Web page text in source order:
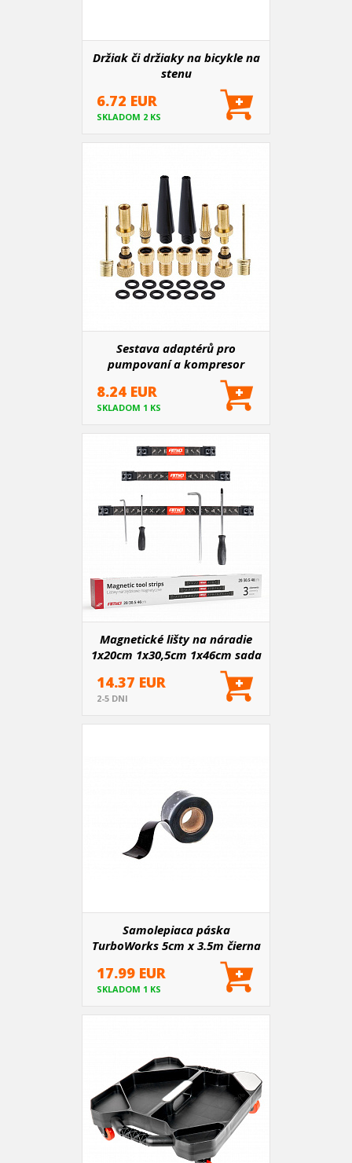
Držiak či držiaky na bicykle na
stenu
6.72 EUR
SKLADOM 2 KS
Sestava adaptérů pro
pumpovaní a kompresor
8.24 EUR
SKLADOM 1 KS
Magnetické lišty na náradie
1x20cm 1x30,5cm 1x46cm sada
14.37 EUR
2-5 DNI
Samolepiaca páska
TurboWorks 5cm x 3.5m čierna
17.99 EUR
SKLADOM 1 KS